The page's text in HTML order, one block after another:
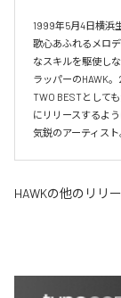
1999年5月4日横浜
歌心あふれるメロ
なスキルを駆使し
ラッパーのHAWK
TWO BESTとして
にリリースするよ
気鋭のアーティスト
HAWKの他のリリー